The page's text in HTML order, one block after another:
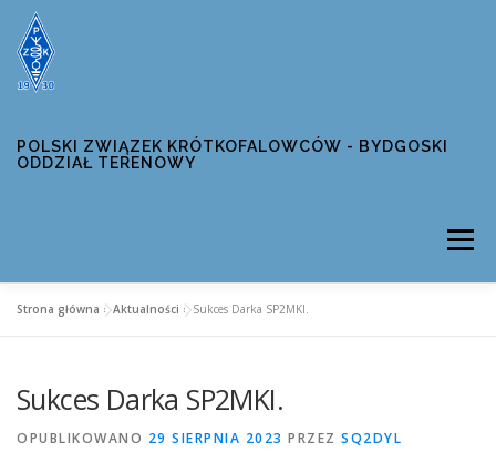
Przejdź
treści
POLSKI ZWIĄZEK KRÓTKOFALOWCÓW - BYDGOSKI
ODDZIAŁ TERENOWY
Menu
INFORMACJE ODDZIAŁOWE
Strona główna »Aktualności »Sukces Darka SP2MKI.
Sukces Darka SP2MKI.
OPUBLIKOWANO 29 SIERPNIA 2023 PRZEZ SQ2DYL